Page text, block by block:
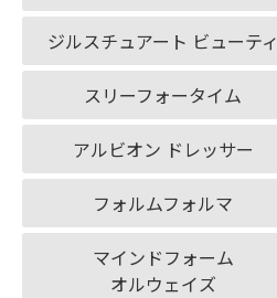
ジルスチュアート ビューティ
スリーフォータイム
アルビオン ドレッサー
フォルムフォルマ
マインドフォーム
オルウェイズ